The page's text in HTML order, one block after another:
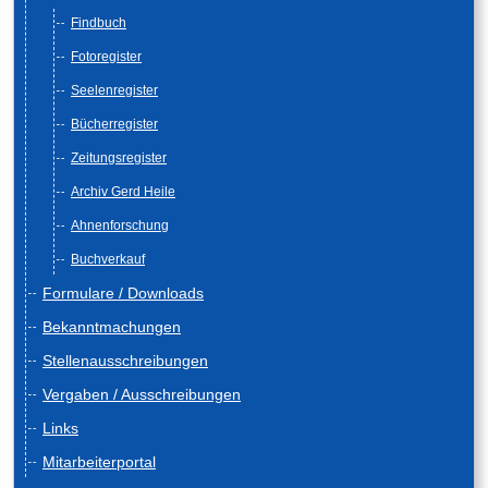
Findbuch
Fotoregister
Seelenregister
Bücherregister
Zeitungsregister
Archiv Gerd Heile
Ahnenforschung
Buchverkauf
Formulare / Downloads
Bekanntmachungen
Stellenausschreibungen
Vergaben / Ausschreibungen
Links
Mitarbeiterportal